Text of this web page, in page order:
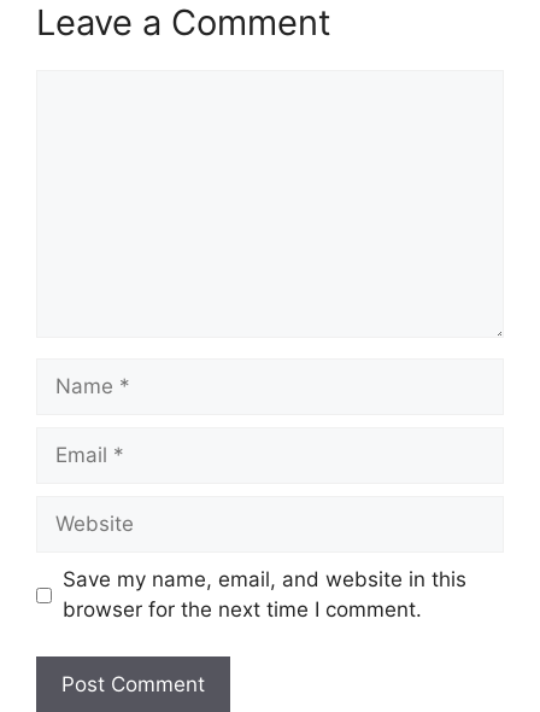
Leave a Comment
Name
Email
Website
Save my name, email, and website in this
browser for the next time I comment.